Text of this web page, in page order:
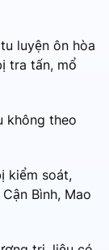
luyện ôn hòa
tra tấn, mổ
không theo
kiểm soát,
Bình, Mao